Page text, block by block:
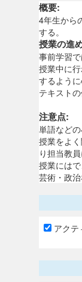
概要:
4年生から
する。
授業の進
事前学習
授業中に
するよう
テキスト
注意点:
単語など
授業をよ
り担当教
授業には
芸術・政
アクテ